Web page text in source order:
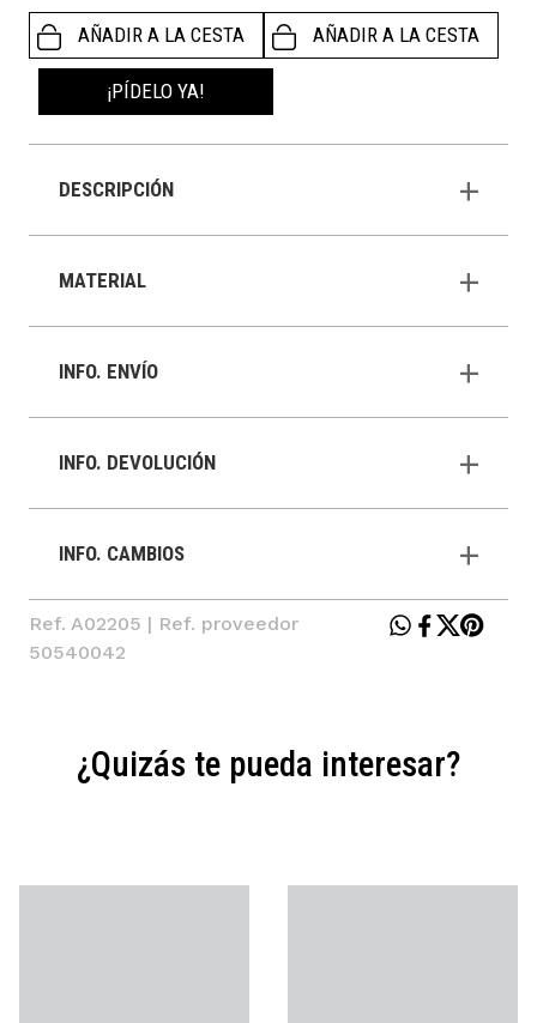
AÑADIR A LA CESTA AÑADIR A LA CESTA
¡PÍDELO YA!
DESCRIPCIÓN
MATERIAL
INFO. ENVÍO
INFO. DEVOLUCIÓN
INFO. CAMBIOS
Ref. A02205 | Ref. proveedor
50540042
¿Quizás te pueda interesar?